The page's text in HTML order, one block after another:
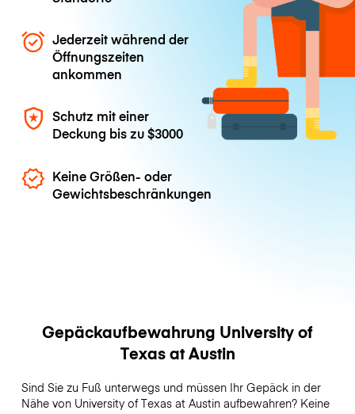
Jederzeit während der
Öffnungszeiten
ankommen
Schutz mit einer
Deckung bis zu$3000
Keine Größen- oder
Gewichtsbeschränkungen
Gepäckaufbewahrung University of
Texas at Austin
Sind Sie zu Fuß unterwegs und müssen Ihr Gepäck in der
Nähe von University of Texas at Austin aufbewahren? Keine